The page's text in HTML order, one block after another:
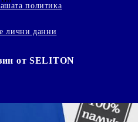
политика
лични данни
от SELITON